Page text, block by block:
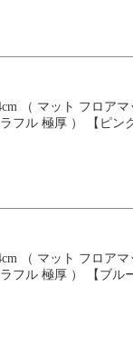
（ マット フロア
フル 極厚 ） 【ピン
（ マット フロア
フル 極厚 ） 【ブル